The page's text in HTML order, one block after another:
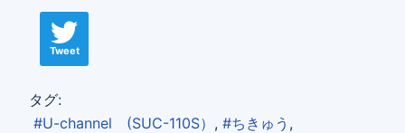
Tweet
タグ:
U-channel (SUC-110S）
ちきゅう